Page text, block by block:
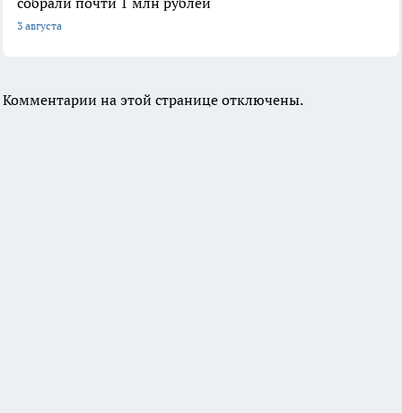
3 августа
Комментарии на этой странице отключены.